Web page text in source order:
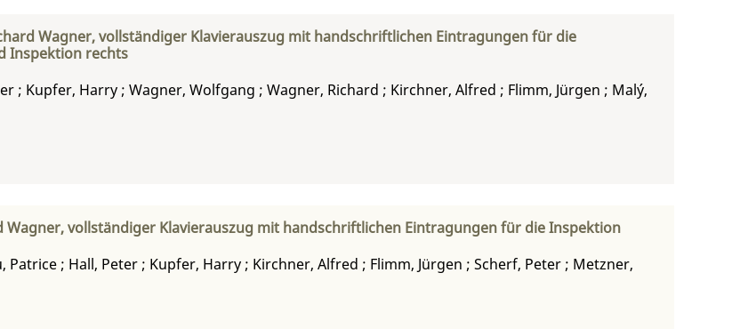
Wagner, vollständiger Klavierauszug mit handschriftlichen Eintragungen für die
Inspektion rechts
; Kupfer, Harry ; Wagner, Wolfgang ; Wagner, Richard ; Kirchner, Alfred ; Flimm, Jürgen ; Malý,
Wagner, vollständiger Klavierauszug mit handschriftlichen Eintragungen für die Inspektion
Patrice ; Hall, Peter ; Kupfer, Harry ; Kirchner, Alfred ; Flimm, Jürgen ; Scherf, Peter ; Metzner,